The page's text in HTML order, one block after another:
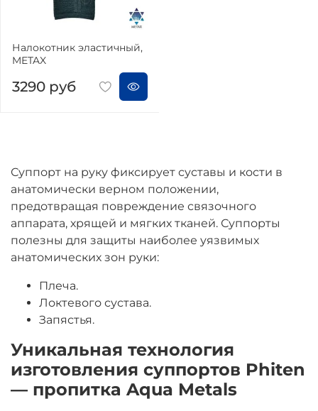
Налокотник эластичный,
METAX
3290 руб
Суппорт на руку фиксирует суставы и кости в
анатомически верном положении,
предотвращая повреждение связочного
аппарата, хрящей и мягких тканей. Суппорты
полезны для защиты наиболее уязвимых
анатомических зон руки:
Плеча.
Локтевого сустава.
Запястья.
Уникальная технология
изготовления суппортов Phiten
— пропитка Aqua Metals